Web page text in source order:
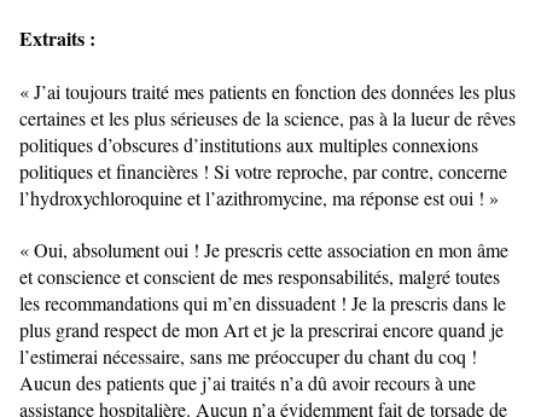
Extraits :
« J’ai toujours traité mes patients en fonction des données les plus
certaines et les plus sérieuses de la science, pas à la lueur de rêves
politiques d’obscures d’institutions aux multiples connexions
politiques et financières ! Si votre reproche, par contre, concerne
l’hydroxychloroquine et l’azithromycine, ma réponse est oui ! »
« Oui, absolument oui ! Je prescris cette association en mon âme
et conscience et conscient de mes responsabilités, malgré toutes
les recommandations qui m’en dissuadent ! Je la prescris dans le
plus grand respect de mon Art et je la prescrirai encore quand je
l’estimerai nécessaire, sans me préoccuper du chant du coq !
Aucun des patients que j’ai traités n’a dû avoir recours à une
assistance hospitalière. Aucun n’a évidemment fait de torsade de